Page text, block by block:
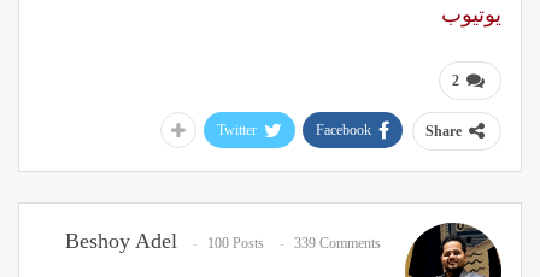
يوتيوب
2
Share
Facebook
Twitter
Beshoy Adel 100 Posts 339 Comments